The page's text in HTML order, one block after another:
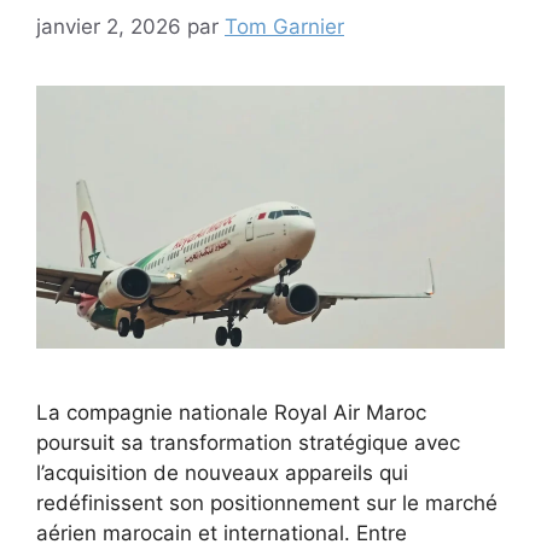
janvier 2, 2026 par Tom Garnier
La compagnie nationale Royal Air Maroc
poursuit sa transformation stratégique avec
l’acquisition de nouveaux appareils qui
redéfinissent son positionnement sur le marché
aérien marocain et international. Entre